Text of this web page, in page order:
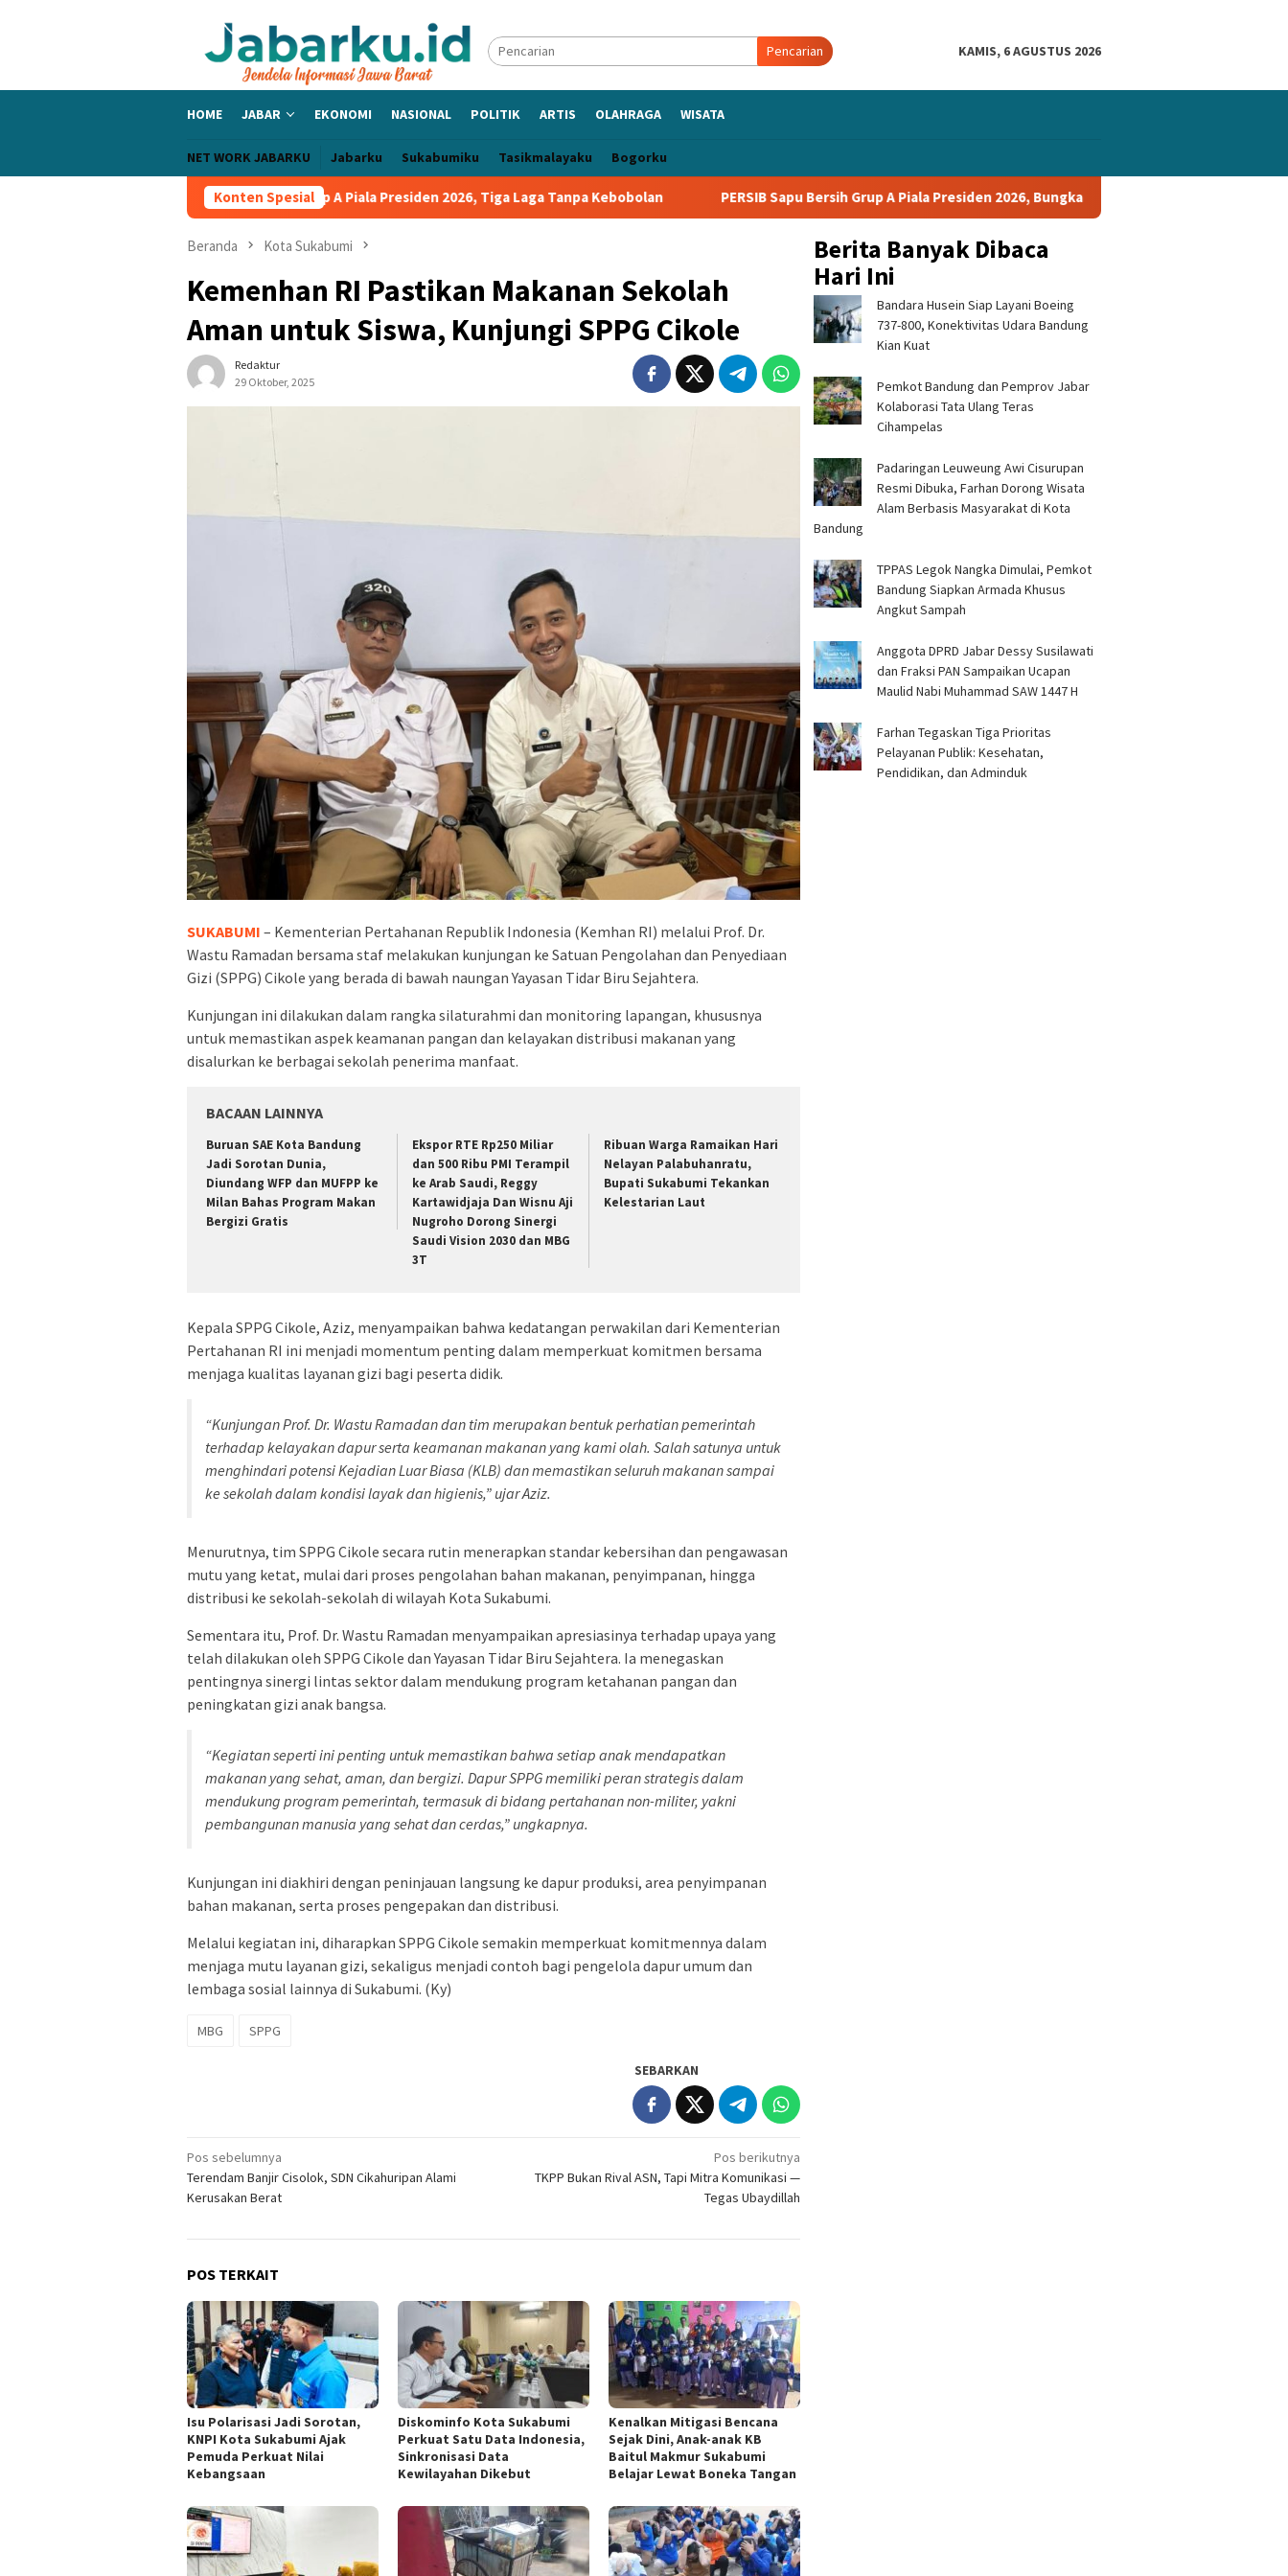
Pencarian KAMIS, 6 AGUSTUS 2026
HOME JABAR EKONOMI NASIONAL POLITIK ARTIS OLAHRAGA WISATA
NET WORK JABARKU Jabarku Sukabumiku Tasikmalayaku Bogorku
Konten Spesial
Bangga PERSIB Sapu Bersih Grup A Piala Presiden 2026, Tiga Laga Tanpa Kebobolan PERSIB Sapu Bersih Grup A Piala Presiden 2026, Bungkam Tampines Rovers 1-0 dan Lolos ke Semifinal
Beranda Kota Sukabumi
Kemenhan RI Pastikan Makanan Sekolah
Aman untuk Siswa, Kunjungi SPPG Cikole
Redaktur
29 Oktober, 2025
SUKABUMI – Kementerian Pertahanan Republik Indonesia (Kemhan RI) melalui Prof. Dr.
Wastu Ramadan bersama staf melakukan kunjungan ke Satuan Pengolahan dan Penyediaan
Gizi (SPPG) Cikole yang berada di bawah naungan Yayasan Tidar Biru Sejahtera.
Kunjungan ini dilakukan dalam rangka silaturahmi dan monitoring lapangan, khususnya
untuk memastikan aspek keamanan pangan dan kelayakan distribusi makanan yang
disalurkan ke berbagai sekolah penerima manfaat.
BACAAN LAINNYA
Buruan SAE Kota Bandung
Jadi Sorotan Dunia,
Diundang WFP dan MUFPP ke
Milan Bahas Program Makan
Bergizi Gratis
Ekspor RTE Rp250 Miliar
dan 500 Ribu PMI Terampil
ke Arab Saudi, Reggy
Kartawidjaja Dan Wisnu Aji
Nugroho Dorong Sinergi
Saudi Vision 2030 dan MBG
3T
Ribuan Warga Ramaikan Hari
Nelayan Palabuhanratu,
Bupati Sukabumi Tekankan
Kelestarian Laut
Kepala SPPG Cikole, Aziz, menyampaikan bahwa kedatangan perwakilan dari Kementerian
Pertahanan RI ini menjadi momentum penting dalam memperkuat komitmen bersama
menjaga kualitas layanan gizi bagi peserta didik.
“Kunjungan Prof. Dr. Wastu Ramadan dan tim merupakan bentuk perhatian pemerintah
terhadap kelayakan dapur serta keamanan makanan yang kami olah. Salah satunya untuk
menghindari potensi Kejadian Luar Biasa (KLB) dan memastikan seluruh makanan sampai
ke sekolah dalam kondisi layak dan higienis,” ujar Aziz.
Menurutnya, tim SPPG Cikole secara rutin menerapkan standar kebersihan dan pengawasan
mutu yang ketat, mulai dari proses pengolahan bahan makanan, penyimpanan, hingga
distribusi ke sekolah-sekolah di wilayah Kota Sukabumi.
Sementara itu, Prof. Dr. Wastu Ramadan menyampaikan apresiasinya terhadap upaya yang
telah dilakukan oleh SPPG Cikole dan Yayasan Tidar Biru Sejahtera. Ia menegaskan
pentingnya sinergi lintas sektor dalam mendukung program ketahanan pangan dan
peningkatan gizi anak bangsa.
“Kegiatan seperti ini penting untuk memastikan bahwa setiap anak mendapatkan
makanan yang sehat, aman, dan bergizi. Dapur SPPG memiliki peran strategis dalam
mendukung program pemerintah, termasuk di bidang pertahanan non-militer, yakni
pembangunan manusia yang sehat dan cerdas,” ungkapnya.
Kunjungan ini diakhiri dengan peninjauan langsung ke dapur produksi, area penyimpanan
bahan makanan, serta proses pengepakan dan distribusi.
Melalui kegiatan ini, diharapkan SPPG Cikole semakin memperkuat komitmennya dalam
menjaga mutu layanan gizi, sekaligus menjadi contoh bagi pengelola dapur umum dan
lembaga sosial lainnya di Sukabumi. (Ky)
MBG SPPG
SEBARKAN
Navigasi
pos
Pos sebelumnya
Terendam Banjir Cisolok, SDN Cikahuripan Alami
Kerusakan Berat
Pos berikutnya
TKPP Bukan Rival ASN, Tapi Mitra Komunikasi —
Tegas Ubaydillah
POS TERKAIT
Isu Polarisasi Jadi Sorotan,
KNPI Kota Sukabumi Ajak
Pemuda Perkuat Nilai
Kebangsaan
Diskominfo Kota Sukabumi
Perkuat Satu Data Indonesia,
Sinkronisasi Data
Kewilayahan Dikebut
Kenalkan Mitigasi Bencana
Sejak Dini, Anak-anak KB
Baitul Makmur Sukabumi
Belajar Lewat Boneka Tangan
Berita Banyak Dibaca
Hari Ini
Bandara Husein Siap Layani Boeing
737-800, Konektivitas Udara Bandung
Kian Kuat
Pemkot Bandung dan Pemprov Jabar
Kolaborasi Tata Ulang Teras
Cihampelas
Padaringan Leuweung Awi Cisurupan
Resmi Dibuka, Farhan Dorong Wisata
Alam Berbasis Masyarakat di Kota
Bandung
TPPAS Legok Nangka Dimulai, Pemkot
Bandung Siapkan Armada Khusus
Angkut Sampah
Anggota DPRD Jabar Dessy Susilawati
dan Fraksi PAN Sampaikan Ucapan
Maulid Nabi Muhammad SAW 1447 H
Farhan Tegaskan Tiga Prioritas
Pelayanan Publik: Kesehatan,
Pendidikan, dan Adminduk